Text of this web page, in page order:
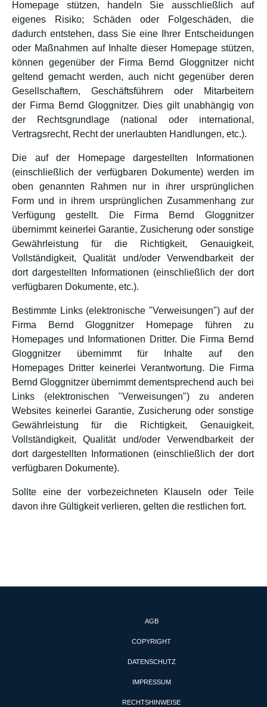
Homepage stützen, handeln Sie ausschließlich auf
eigenes Risiko; Schäden oder Folgeschäden, die
dadurch entstehen, dass Sie eine Ihrer Entscheidungen
oder Maßnahmen auf Inhalte dieser Homepage stützen,
können gegenüber der Firma Bernd Gloggnitzer nicht
geltend gemacht werden, auch nicht gegenüber deren
Gesellschaftern, Geschäftsführern oder Mitarbeitern
der Firma Bernd Gloggnitzer. Dies gilt unabhängig von
der Rechtsgrundlage (national oder international,
Vertragsrecht, Recht der unerlaubten Handlungen, etc.).
Die auf der Homepage dargestellten Informationen
(einschließlich der verfügbaren Dokumente) werden im
oben genannten Rahmen nur in ihrer ursprünglichen
Form und in ihrem ursprünglichen Zusammenhang zur
Verfügung gestellt. Die Firma Bernd Gloggnitzer
übernimmt keinerlei Garantie, Zusicherung oder sonstige
Gewährleistung für die Richtigkeit, Genauigkeit,
Vollständigkeit, Qualität und/oder Verwendbarkeit der
dort dargestellten Informationen (einschließlich der dort
verfügbaren Dokumente, etc.).
Bestimmte Links (elektronische "Verweisungen") auf der
Firma Bernd Gloggnitzer Homepage führen zu
Homepages und Informationen Dritter. Die Firma Bernd
Gloggnitzer übernimmt für Inhalte auf den
Homepages Dritter keinerlei Verantwortung. Die Firma
Bernd Gloggnitzer übernimmt dementsprechend auch bei
Links (elektronischen "Verweisungen") zu anderen
Websites keinerlei Garantie, Zusicherung oder sonstige
Gewährleistung für die Richtigkeit, Genauigkeit,
Vollständigkeit, Qualität und/oder Verwendbarkeit der
dort dargestellten Informationen (einschließlich der dort
verfügbaren Dokumente).
Sollte eine der vorbezeichneten Klauseln oder Teile
davon ihre Gültigkeit verlieren, gelten die restlichen fort.
AGB
COPYRIGHT
DATENSCHUTZ
IMPRESSUM
RECHTSHINWEISE